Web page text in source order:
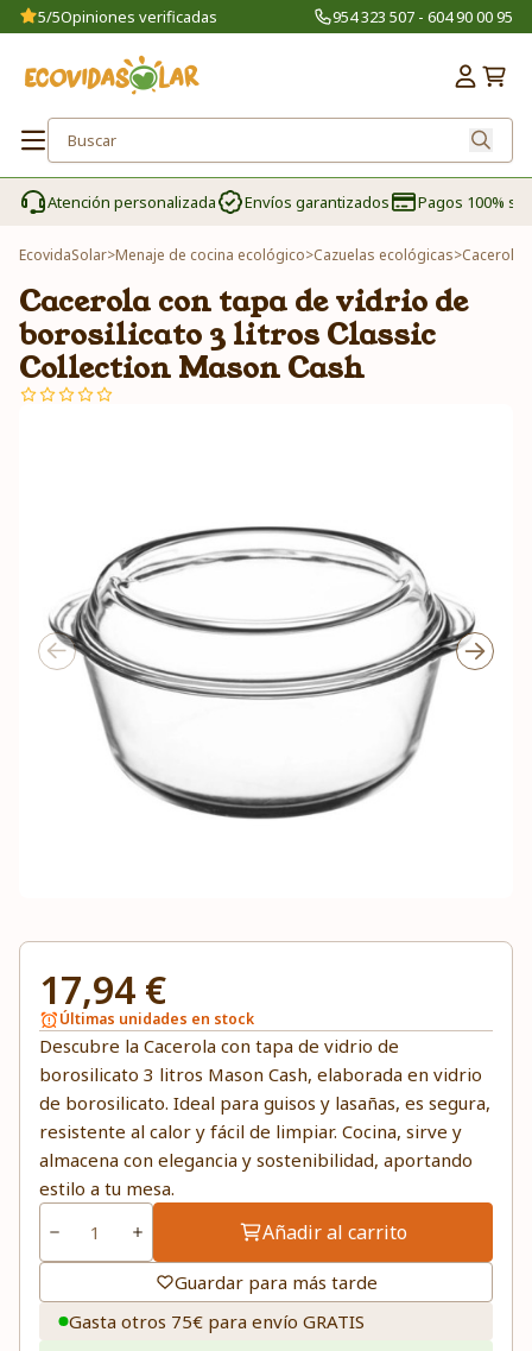
5/5Opiniones verificadas 954 323 507 - 604 90 00 95
Atención personalizada Envíos garantizados Pagos 100%
EcovidaSolar>Menaje de cocina ecológico>Cazuelas ecológicas>Cacerola
Cacerola con tapa de vidrio de
borosilicato 3 litros Classic
Collection Mason Cash
17,94 €
Últimas unidades en stock
Descubre la Cacerola con tapa de vidrio de
borosilicato 3 litros Mason Cash, elaborada en vidrio
de borosilicato. Ideal para guisos y lasañas, es segura,
resistente al calor y fácil de limpiar. Cocina, sirve y
almacena con elegancia y sostenibilidad, aportando
estilo a tu mesa.
Añadir al carrito
Guardar para más tarde
Gasta otros 75€ para envío GRATIS